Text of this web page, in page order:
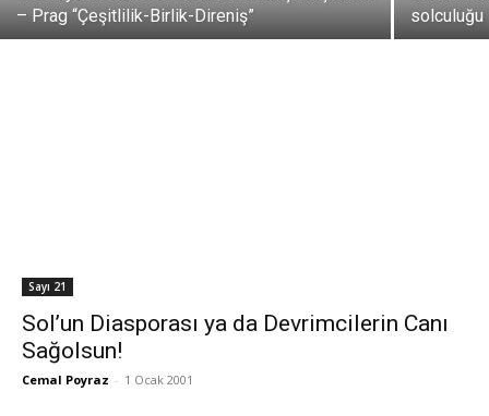
– Prag “Çeşitlilik-Birlik-Direniş”
solculuğu
Sayı 21
Sol’un Diasporası ya da Devrimcilerin Canı
Sağolsun!
Cemal Poyraz - 1 Ocak 2001